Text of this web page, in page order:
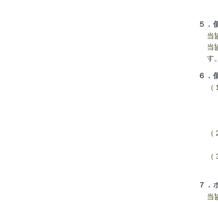
５．
当
当
す。
６．
（
（
（
７．
当